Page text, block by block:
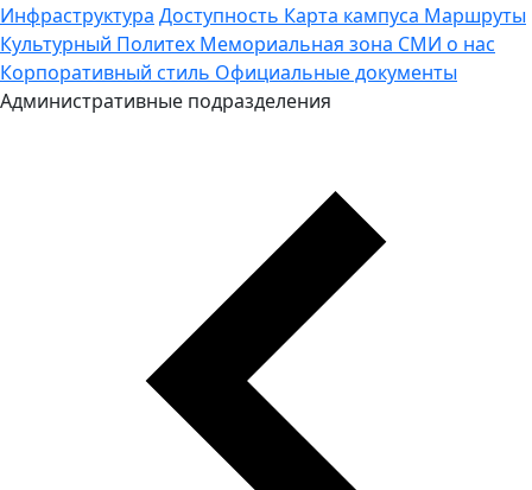
Инфраструктура Доступность Карта кампуса Маршруты
Культурный Политех Мемориальная зона СМИ о нас
Корпоративный стиль Официальные документы
Административные подразделения